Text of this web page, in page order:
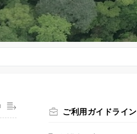
ご利用ガイドライン